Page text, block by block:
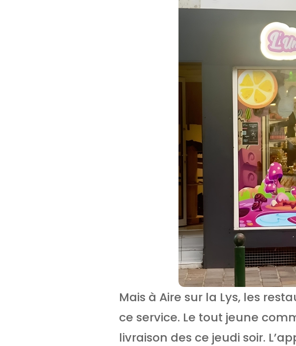
Mais à Aire sur la Lys, les
ce service. Le tout jeune
livraison des ce jeudi soir.